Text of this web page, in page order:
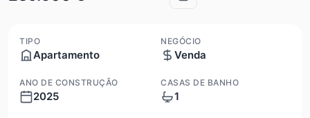
TIPO
Apartamento
NEGÓCIO
Venda
ANO DE CONSTRUÇÃO
2025
CASAS DE BANHO
1